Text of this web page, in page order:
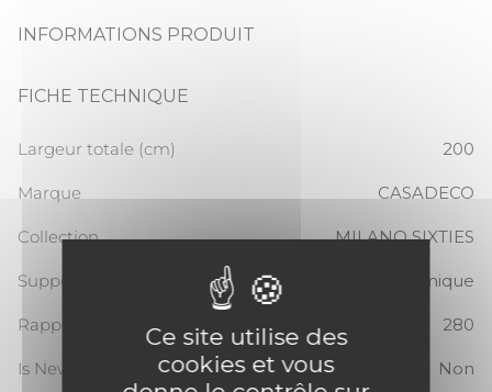
INFORMATIONS PRODUIT
FICHE TECHNIQUE
Largeur totale (cm) 200
Marque CASADECO
Collection MILANO SIXTIES
Support Panoramique
Rapport Vertical 280
Is New Non
Ce site utilise des
cookies et vous